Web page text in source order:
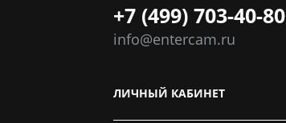
+7 (499) 703-40-80
info@entercam.ru
ЛИЧНЫЙ КАБИНЕТ